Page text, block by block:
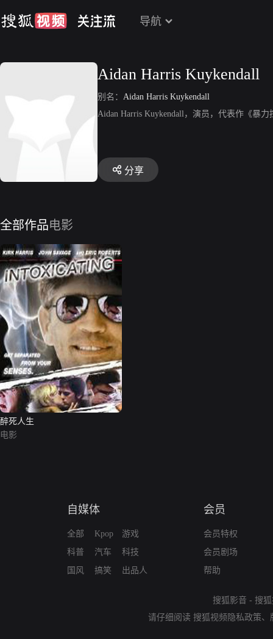
导航
Aidan Harris Kuykendall
别名： Aidan Harris Kuykendall
Aidan Harris Kuykendall，演员，代表作《暴力
分享
全部作品电影
醉死人生
电影
自媒体
全部
科普
国风
Kpop
汽车
搞笑
游戏
科技
出品人
会员
会员特权
会员剧场
帮助
搜狐影音 - 搜
请仔细阅读 搜狐视频隐私政策、